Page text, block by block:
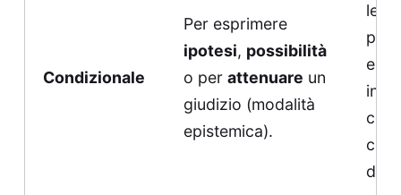
Condizionale
Per esprimere
ipotesi, possibilità
o perattenuare un
giudizio (modalità
epistemica).